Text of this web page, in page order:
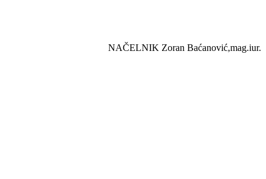
NAČELNIK Zoran Baćanović,mag.iur.